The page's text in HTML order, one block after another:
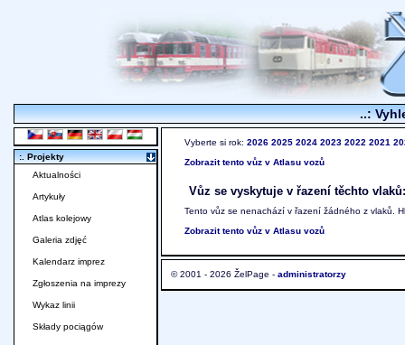
..:
Vyberte si rok: 2026 2025 2024 2023 2022 2021
Zobrazit tento vůz v Atlasu vozů
Vůz se vyskytuje v řazení těchto vlaků:
Tento vůz se nenachází v řazení žádného z vlaků.
Zobrazit tento vůz v Atlasu vozů
© 2001 - 2026 ŽelPage - administratorzy
:. Projekty
Aktualności
Artykuły
Atlas kolejowy
Galeria zdjęć
Kalendarz imprez
Zgłoszenia na imprezy
Wykaz linii
Składy pociągów